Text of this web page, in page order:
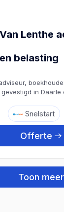
Van Lenthe
en belasting
in Daarle
Snelstart
Offerte
Toon meer